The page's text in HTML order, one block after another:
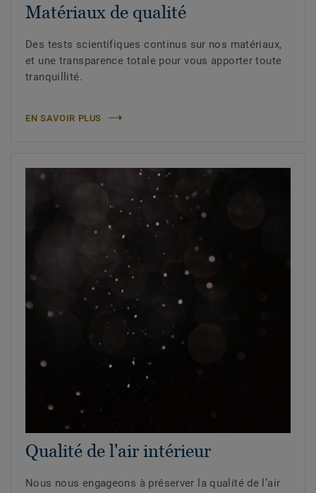
Matériaux de qualité
Des tests scientifiques continus sur nos matériaux,
et une transparence totale pour vous apporter toute
tranquillité.
EN SAVOIR PLUS
Qualité de l'air intérieur
Nous nous engageons à préserver la qualité de l’air